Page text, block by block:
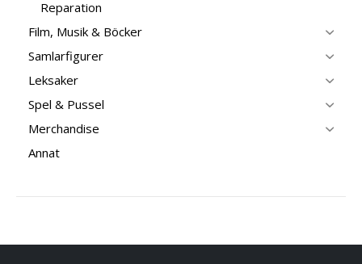
Reparation
Film, Musik & Böcker
Samlarfigurer
Leksaker
Spel & Pussel
Merchandise
Annat